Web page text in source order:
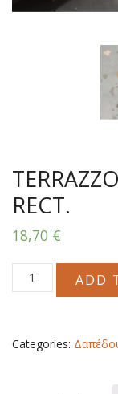
RECT.
18,70 €
TERRAZZO
GRIS
RECT.
quantity
ADD
Categories: